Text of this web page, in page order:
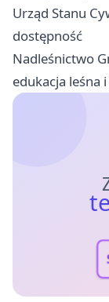
Urząd Stanu
dostępność
Nadleśnictwo
edukacja leśna